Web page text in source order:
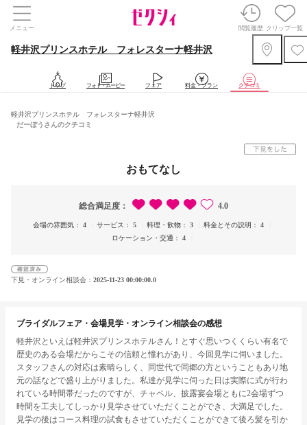
メニュー 閲覧履歴 クリップ一覧
軽井沢プリンスホテル フォレスターナ軽井沢
トップ フォト・ムービー フェア 料金・プラン クチコミ
軽井沢プリンスホテル フォレスターナ軽井沢
だーぼうさんのクチコミ
おもてなし
総合満足度 4.0
会場の雰囲気 4 サービス 5 料理・飲物 3 料金とその説明
4
ロケーション・交通
4
下見・オンライン相談会 2025-11-23 00:00:00.0
ブライダルフェア・会場見学・オンライン相談会の感想
軽井沢といえば軽井沢プリンスホテルさん！とすぐ思いつくくらい有名で
歴史のある会場だからこその信頼と憧れがあり、今回見学に伺いました。
スタッフさんの対応は素晴らしく、同世代で同郷の方ということもあり地
元の話などで盛り上がりました。私達が見学に伺った日は実際に式が行わ
れている時間帯だったのですが、チャペル、披露宴会場ともに2会場ずつ
時間を工夫してしっかり見学させていただくことができ、大満足でした。
見学の後はコース料理の試食もさせていただくことができて後ろ髪を引か